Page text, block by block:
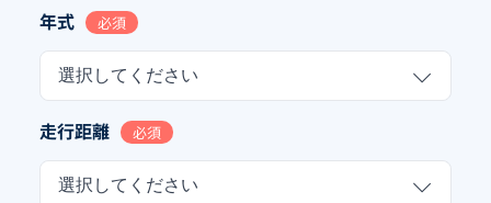
年式 必須
選択してください
走行距離 必須
選択してください